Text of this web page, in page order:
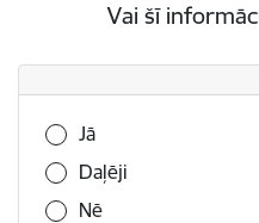
Vai šī
Vai šī informācija bija
Jā
Daļēji
Nē